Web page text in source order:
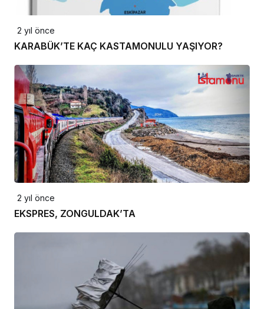
2 yıl önce
KARABÜK’TE KAÇ KASTAMONULU YAŞIYOR?
2 yıl önce
EKSPRES, ZONGULDAK’TA